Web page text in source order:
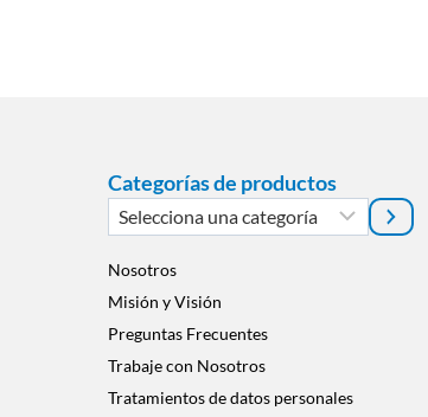
Categorías de productos
Selecciona
una
categoría
Nosotros
Misión y Visión
Preguntas Frecuentes
Trabaje con Nosotros
Tratamientos de datos personales